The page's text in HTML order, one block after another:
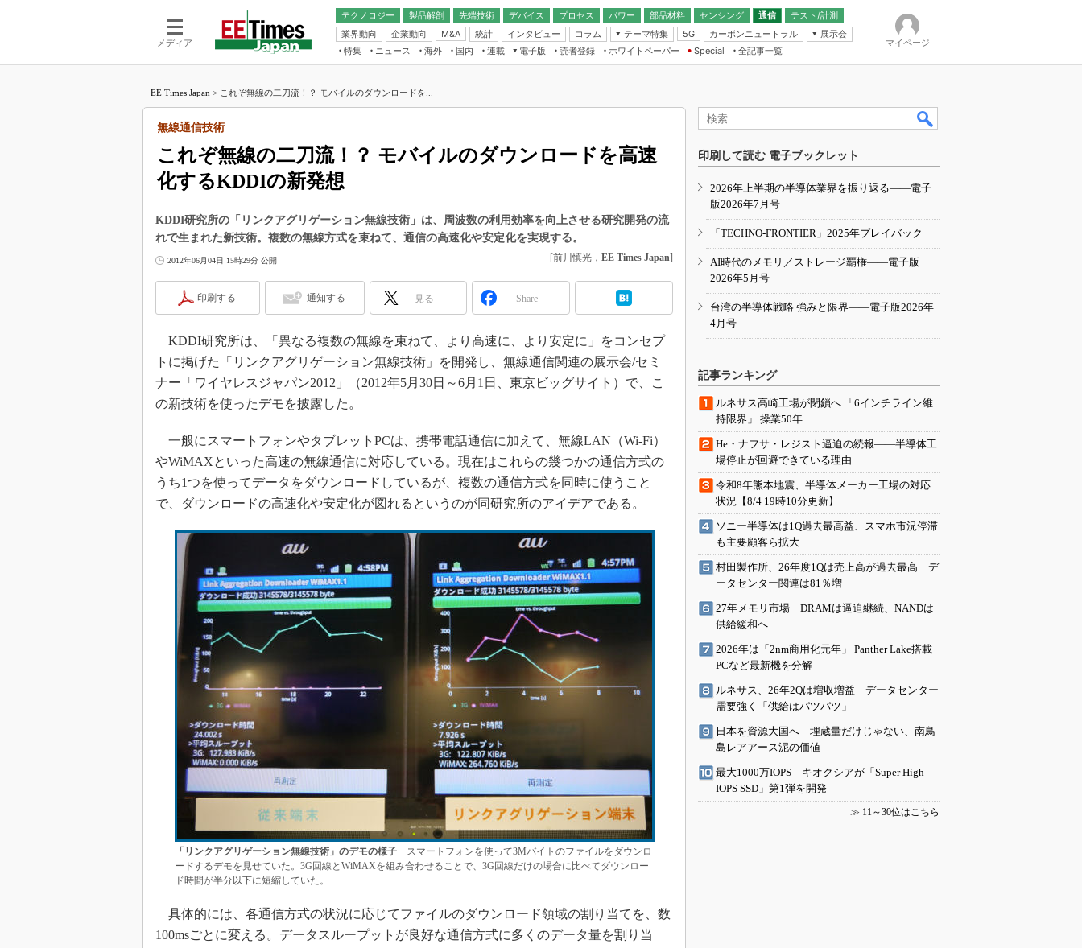
メディア
テクノロジー 製品解剖
先端技術
電池／エネルギー
デバイス
アナログ
マイコン
プロセス パワー 部品材料 センシング
通信
無線
テスト/計測
業界動向
企業動向 M&A 統計 インタビュー コラム
テーマ特集
フィジカルAI
読者調査（EE Times Research）
電源設計（EDN Japan）
エレクトロニクス入門（EDN
5G カーボンニュートラル
展示会
IoT・エッジコンピューティング
EXPO
TECHNO-FRONTIER
人とくるま展
特集 ニュース 海外 国内
連載
福田昭のデバイス通信
大山聡の業界スコープ
大原雄介のエレ・組み込みプレイバ
ック
学漂流記
世界を「数字」で回してみよう
Buzzword
この10年で起こったこと、次の10年
で起こること
製品分解で探るアジアの新トレンド
光伝送技術を知る
“異端児エンジニア”が仕掛けた社内
改革、執念の180日
JASA発IoT通信
IHSアナリスト「未来展望」
「英語に愛されないエンジニア」の
電子版
電子ブックレット
読者登録 ホワイトペーパー
Special
全記事一覧
マイページ
EE Times Japan > これぞ無線の二刀流！？ モバイルのダウンロードを...
これぞ無線の二刀流！？ モバイルのダウンロードを高速
化するKDDIの新発想
無線通信技術
KDDI研究所の「リンクアグリゲーション無線技術」は、周波数の利用効率を向上させる研究開発の流
れで生まれた新技術。複数の無線方式を束ねて、通信の高速化や安定化を実現する。
2012年06月04日 15時29分 公開 [前川慎光， EE Times Japan]
印刷する 通知する 見る Share
KDDI研究所は、「異なる複数の無線を束ねて、より高速に、より安定に」をコンセプ
トに掲げた「リンクアグリゲーション無線技術」を開発し、無線通信関連の展示会/セミ
ナー「ワイヤレスジャパン2012」（2012年5月30日～6月1日、東京ビッグサイト）で、こ
の新技術を使ったデモを披露した。
一般にスマートフォンやタブレットPCは、携帯電話通信に加えて、無線LAN（Wi-Fi）
やWiMAXといった高速の無線通信に対応している。現在はこれらの幾つかの通信方式の
うち1つを使ってデータをダウンロードしているが、複数の通信方式を同時に使うこと
で、ダウンロードの高速化や安定化が図れるというのが同研究所のアイデアである。
「リンクアグリゲーション無線技術」のデモの様子スマートフォンを使って3Mバイトのファイルをダウンロ
ードするデモを見せていた。3G回線とWiMAXを組み合わせることで、3G回線だけの場合に比べてダウンロー
ド時間が半分以下に短縮していた。
具体的には、各通信方式の状況に応じてファイルのダウンロード領域の割り当てを、数
100msごとに変える。データスループットが良好な通信方式に多くのデータ量を割り当
印刷して読む 電子ブックレット
2026年上半期の半導体業界を振り返る――電子
版2026年7月号
「TECHNO-FRONTIER」2025年プレイバック
AI時代のメモリ／ストレージ覇権――電子版
2026年5月号
台湾の半導体戦略 強みと限界――電子版2026年
4月号
記事ランキング
ルネサス高崎工場が閉鎖へ 「6インチライン維
持限界」 操業50年
He・ナフサ・レジスト逼迫の続報――半導体工
場停止が回避できている理由
令和8年熊本地震、半導体メーカー工場の対応
状況【8/4 19時10分更新】
ソニー半導体は1Q過去最高益、スマホ市況停滞
も主要顧客ら拡大
村田製作所、26年度1Qは売上高が過去最高 デ
ータセンター関連は81％増
27年メモリ市場 DRAMは逼迫継続、NANDは
供給緩和へ
2026年は「2nm商用化元年」 Panther Lake搭載
PCなど最新機を分解
ルネサス、26年2Qは増収増益 データセンター
需要強く「供給はパツパツ」
日本を資源大国へ 埋蔵量だけじゃない、南鳥
島レアアース泥の価値
最大1000万IOPS キオクシアが「Super High
IOPS SSD」第1弾を開発
≫ 11～30位はこちら